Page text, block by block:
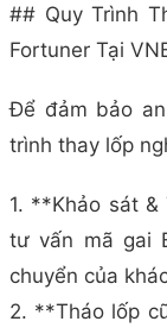
## Quy Trình
Fortuner Tại
Để đảm bảo
trình thay lốp
1. **Khảo sát
tư vấn mã gai
chuyển của
2. **Tháo lốp